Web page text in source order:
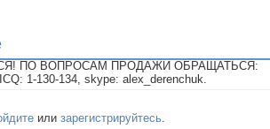
ПО ВОПРОСАМ ПРОДАЖИ ОБРАЩАТЬСЯ:
1-130-134, skype: alex_derenchuk.
илизарегистрируйтесь